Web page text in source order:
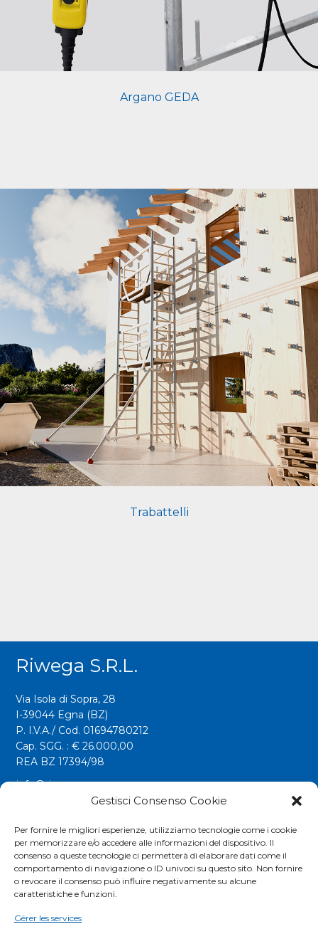
Gestisci Consenso Cookie
Per fornire le migliori esperienze, utilizziamo tecnologie come i cookie
per memorizzare e/o accedere alle informazioni del dispositivo. Il
consenso a queste tecnologie ci permetterà di elaborare dati come il
comportamento di navigazione o ID univoci su questo sito. Non fornire
o revocare il consenso può influire negativamente su alcune
caratteristiche e funzioni.
Gérer les services
Argano GEDA
Trabattelli
Riwega S.r.l.
Via Isola di Sopra, 28
I-39044 Egna (BZ)
P. I.V.A./ Cod. 01694780212
Cap. SGG. : € 26.000,00
REA BZ 17394/98
info@riwega.com
riwega@legalmail.it
Fax. +39 0471 827555
Social